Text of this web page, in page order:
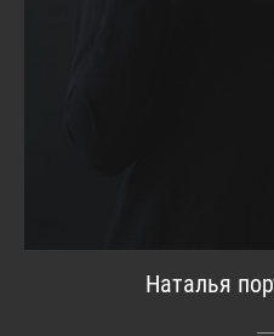
Наталья